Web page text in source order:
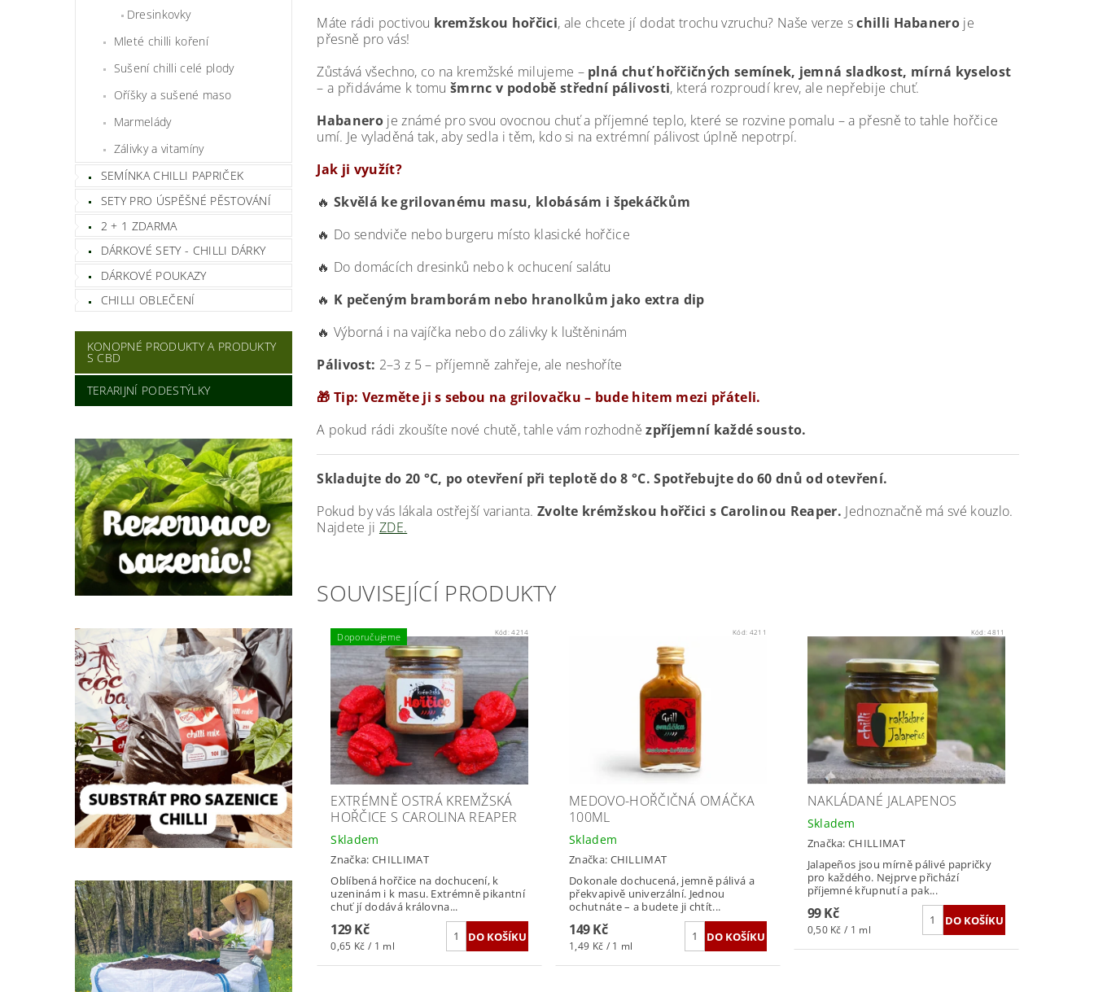
Dresinkovky
Mleté chilli koření
Sušení chilli celé plody
Oříšky a sušené maso
Marmelády
Zálivky a vitamíny
SEMÍNKA CHILLI PAPRIČEK
SETY PRO ÚSPĚŠNÉ PĚSTOVÁNÍ
2 + 1 ZDARMA
DÁRKOVÉ SETY - CHILLI DÁRKY
DÁRKOVÉ POUKAZY
CHILLI OBLEČENÍ
KONOPNÉ PRODUKTY A PRODUKTY
S CBD
TERARIJNÍ PODESTÝLKY
Máte rádi poctivou kremžskou hořčici, ale chcete jí dodat trochu vzruchu? Naše verze schilli Habanero je
přesně pro vás!
Zůstává všechno, co na kremžské milujeme – plná chuť hořčičných semínek, jemná sladkost, mírná kyselost
– a přidáváme k tomušmrnc v podobě střední pálivosti, která rozproudí krev, ale nepřebije chuť.
Habaneroje známé pro svou ovocnou chuť a příjemné teplo, které se rozvine pomalu – a přesně to tahle hořčice
umí. Je vyladěná tak, aby sedla i těm, kdo si na extrémní pálivost úplně nepotrpí.
Jak ji využít?
🔥Skvělá ke grilovanému masu, klobásám i špekáčkům
🔥 Do sendviče nebo burgeru místo klasické hořčice
🔥 Do domácích dresinků nebo k ochucení salátu
🔥 K pečeným bramborám nebo hranolkům jako extra dip
🔥 Výborná i na vajíčka nebo do zálivky k luštěninám
Pálivost: 2–3 z 5 – příjemně zahřeje, ale neshoříte
🎁 Tip: Vezměte ji s sebou na grilovačku – bude hitem mezi přáteli.
A pokud rádi zkoušíte nové chutě, tahle vám rozhodnězpříjemní každé sousto.
Skladujte do 20 °C, po otevření při teplotě do 8 °C. Spotřebujte do 60 dnů od otevření.
Pokud by vás lákala ostřejší varianta. Zvolte krémžskou hořčici s Carolinou Reaper. Jednoznačně má své kouzlo.
Najdete ji ZDE.
SOUVISEJÍCÍ PRODUKTY
Doporučujeme Kód:4214
EXTRÉMNĚ OSTRÁ KREMŽSKÁ
HOŘČICE S CAROLINA REAPER
Skladem
Značka: CHILLIMAT
Oblíbená hořčice na dochucení, k
uzeninám i k masu. Extrémně pikantní
chuť jí dodává královna...
129 Kč
0,65 Kč / 1 ml
Kód: 4211
MEDOVO-HOŘČIČNÁ OMÁČKA
100ML
Skladem
Značka: CHILLIMAT
Dokonale dochucená, jemně pálivá a
překvapivě univerzální. Jednou
ochutnáte – a budete ji chtít...
149 Kč
1,49 Kč / 1 ml
Kód:4811
NAKLÁDANÉ JALAPENOS
Skladem
Značka:CHILLIMAT
Jalapeños jsou mírně pálivé papričky
pro každého. Nejprve přichází
příjemné křupnutí a pak...
99 Kč
0,50 Kč / 1 ml